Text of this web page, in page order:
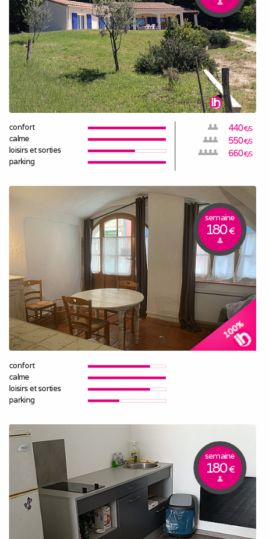
confort
calme
loisirs et sorties
parking
440€/S
550€/S
660€/S
semaine
180€
confort
calme
loisirs et sorties
parking
semaine
180€